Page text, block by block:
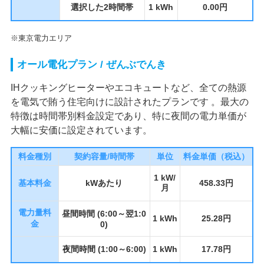
選択した2時間帯 1 kWh 0.00円
※東京電力エリア
オール電化プラン / ぜんぶでんき
IHクッキングヒーターやエコキュートなど、全ての熱源
を電気で賄う住宅向けに設計されたプランです 。最大の
特徴は時間帯別料金設定であり、特に夜間の電力単価が
大幅に安価に設定されています。
料金種別 契約容量/時間帯 単位 料金単価（税込）
基本料金 kWあたり
1 kW/
月
458.33円
電力量料
金
昼間時間 (6:00～翌1:0
0)
1 kWh 25.28円
夜間時間 (1:00～6:00) 1 kWh 17.78円